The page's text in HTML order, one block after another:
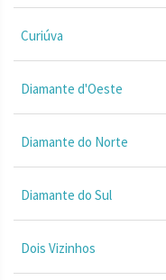
Curiúva
Diamante d'Oeste
Diamante do Norte
Diamante do Sul
Dois Vizinhos